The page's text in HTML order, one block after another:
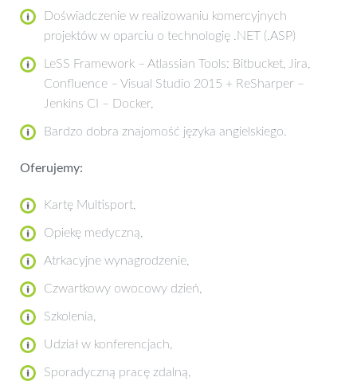
Doświadczenie w realizowaniu komercyjnych
projektów w oparciu o technologię .NET (.ASP)
LeSS Framework – Atlassian Tools: Bitbucket, Jira,
Confluence – Visual Studio 2015 + ReSharper –
Jenkins CI – Docker,
Bardzo dobra znajomość języka angielskiego.
Oferujemy:
Kartę Multisport,
Opiekę medyczną,
Atrkacyjne wynagrodzenie,
Czwartkowy owocowy dzień,
Szkolenia,
Udział w konferencjach,
Sporadyczną pracę zdalną,